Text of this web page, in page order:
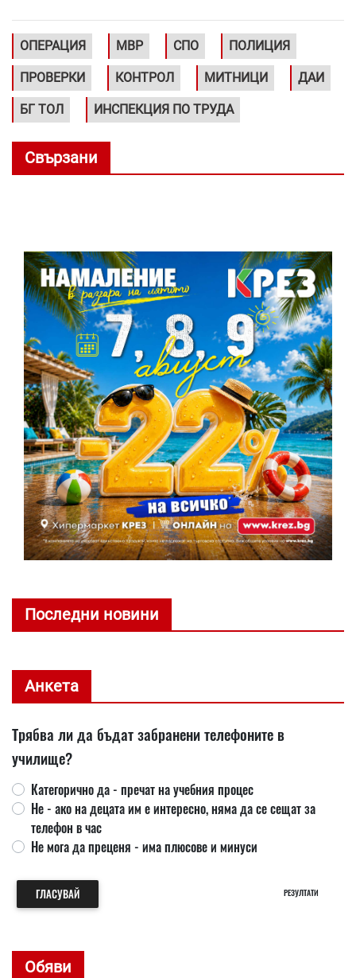
ОПЕРАЦИЯ МВР СПО ПОЛИЦИЯ
ПРОВЕРКИ КОНТРОЛ МИТНИЦИ ДАИ
БГ ТОЛ ИНСПЕКЦИЯ ПО ТРУДА
Свързани
Последни новини
Анкета
Трябва ли да бъдат забранени телефоните в
училище?
Категорично да - пречат на учебния процес
Не - ако на децата им е интересно, няма да се сещат за
телефон в час
Не мога да преценя - има плюсове и минуси
ГЛАСУВАЙ РЕЗУЛТАТИ
Обяви